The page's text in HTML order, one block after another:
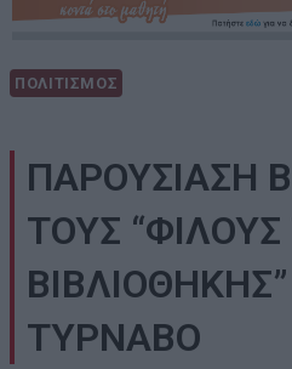
ΠΟΛΙΤΙΣΜΟΣ
ΠΑΡΟΥΣΙΑΣΗ
ΤΟΥΣ
ΤΥΡΝΑΒΟ